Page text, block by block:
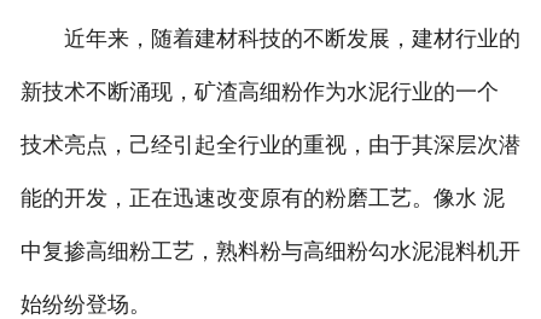
近年来，随着建材科技的不断发展，建材行业的
新技术不断涌现，矿渣高细粉作为水泥行业的一个
技术亮点，己经引起全行业的重视，由于其深层次潜
能的开发，正在迅速改变原有的粉磨工艺。像水 泥
中复掺高细粉工艺，熟料粉与高细粉勾水泥混料机开
始纷纷登场。